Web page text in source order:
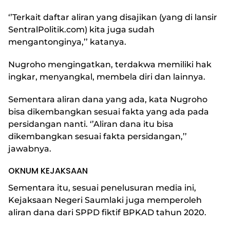
‘’Terkait daftar aliran yang disajikan (yang di lansir
SentralPolitik.com) kita juga sudah
mengantonginya,’’ katanya.
Nugroho mengingatkan, terdakwa memiliki hak
ingkar, menyangkal, membela diri dan lainnya.
Sementara aliran dana yang ada, kata Nugroho
bisa dikembangkan sesuai fakta yang ada pada
persidangan nanti. ‘’Aliran dana itu bisa
dikembangkan sesuai fakta persidangan,’’
jawabnya.
OKNUM KEJAKSAAN
Sementara itu, sesuai penelusuran media ini,
Kejaksaan Negeri Saumlaki juga memperoleh
aliran dana dari SPPD fiktif BPKAD tahun 2020.